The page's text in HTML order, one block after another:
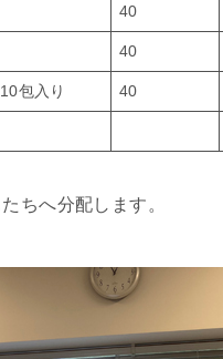
40
40
包入り 40
ちへ分配します。